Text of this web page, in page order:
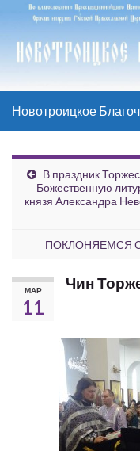
Новотроицкое
В праздник
Божественную
князя Александра
ПОКЛОНЯЕМСЯ
МАР
11
Чин